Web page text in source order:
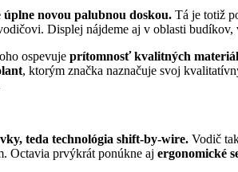
úplne novou palubnou doskou. Tá je totiž
Displej nájdeme aj v oblasti budíkov,
ospevuje prítomnosť kvalitných
, ktorým značka naznačuje svoj
teda technológia shift-by-wire. Vodič
Octavia prvýkrát ponúkne aj ergonomické